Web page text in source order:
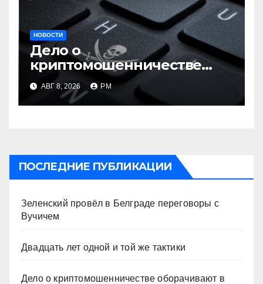
НОВОСТИ
Дело о
криптомошенничестве
оборачивают в содействие
терроризму
АВГ 8, 2026 РМ
ПОСЛЕДНИЕ ПУБЛИКАЦИИ
Зеленский провёл в Белграде переговоры с
Вучичем
Двадцать лет одной и той же тактики
Дело о криптомошенничестве оборачивают в